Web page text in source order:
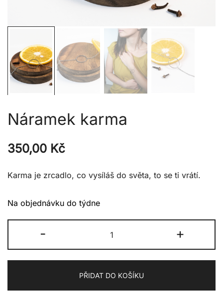
Náramek karma
350,00 Kč
Karma je zrcadlo, co vysíláš do světa, to se ti vrátí.
Na objednávku do týdne
-
karma
množství
+
PŘIDAT DO KOŠÍKU